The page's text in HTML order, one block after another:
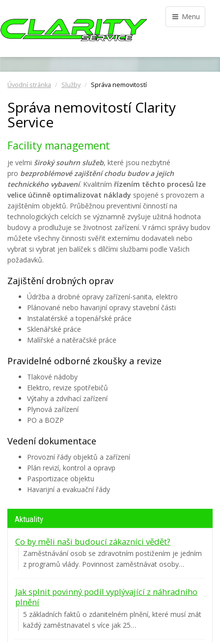
Menu
Úvodní stránka Služby Správa nemovitostí
Správa nemovitostí Clarity
Service
Facility management
je velmi široký souhrn služeb, které jsou nezbytné
pro bezproblémové zajištění chodu budov a jejich
technického vybavení. Kvalitním řízením těchto procesů lze
velice účinně optimalizovat náklady spojené s provozem a
zajištěním objektů. Průběžnou preventivní činností na
technologických celcích se významně zvyšuje užitná hodnota
budovy a prodlužuje se životnost zařízení. V rámci správy budov
můžete všechny činnosti svěřit externímu dodavateli nebo
vybrat si vybrat jen balíček s dílčími službami podle Vašich
požadavků.
Zajištění drobných oprav
Údržba a drobné opravy zařízení-sanita, elektro
Plánované nebo havarijní opravy stavební části
Instalatérské a topenářské práce
Sklenářské práce
Malířské a natěračské práce
Pravidelné odborné zkoušky a revize
Tlakové nádoby
Elektro, revize spotřebičů
Výtahy a zdvihací zařízení
Plynová zařízení
PO a BOZP
Vedení dokumentace
Provozní řády objektů a zařízení
Plán revizí, kontrol a opravp
Pasportizace objektu
Havarijní a evakuační řády
Aktuality
Co by měli naši budoucí zákazníci vědět?
Zaměstnávání osob se zdravotním postižením je jedním
z programů vlády. Povinnost zaměstnávat osoby…
Jak splnit povinný podíl vyplývající z náhradního
plnění
5 základních faktů o zdanitelném plnění, které musí znát
každý zaměstnavatel s více jak 25…